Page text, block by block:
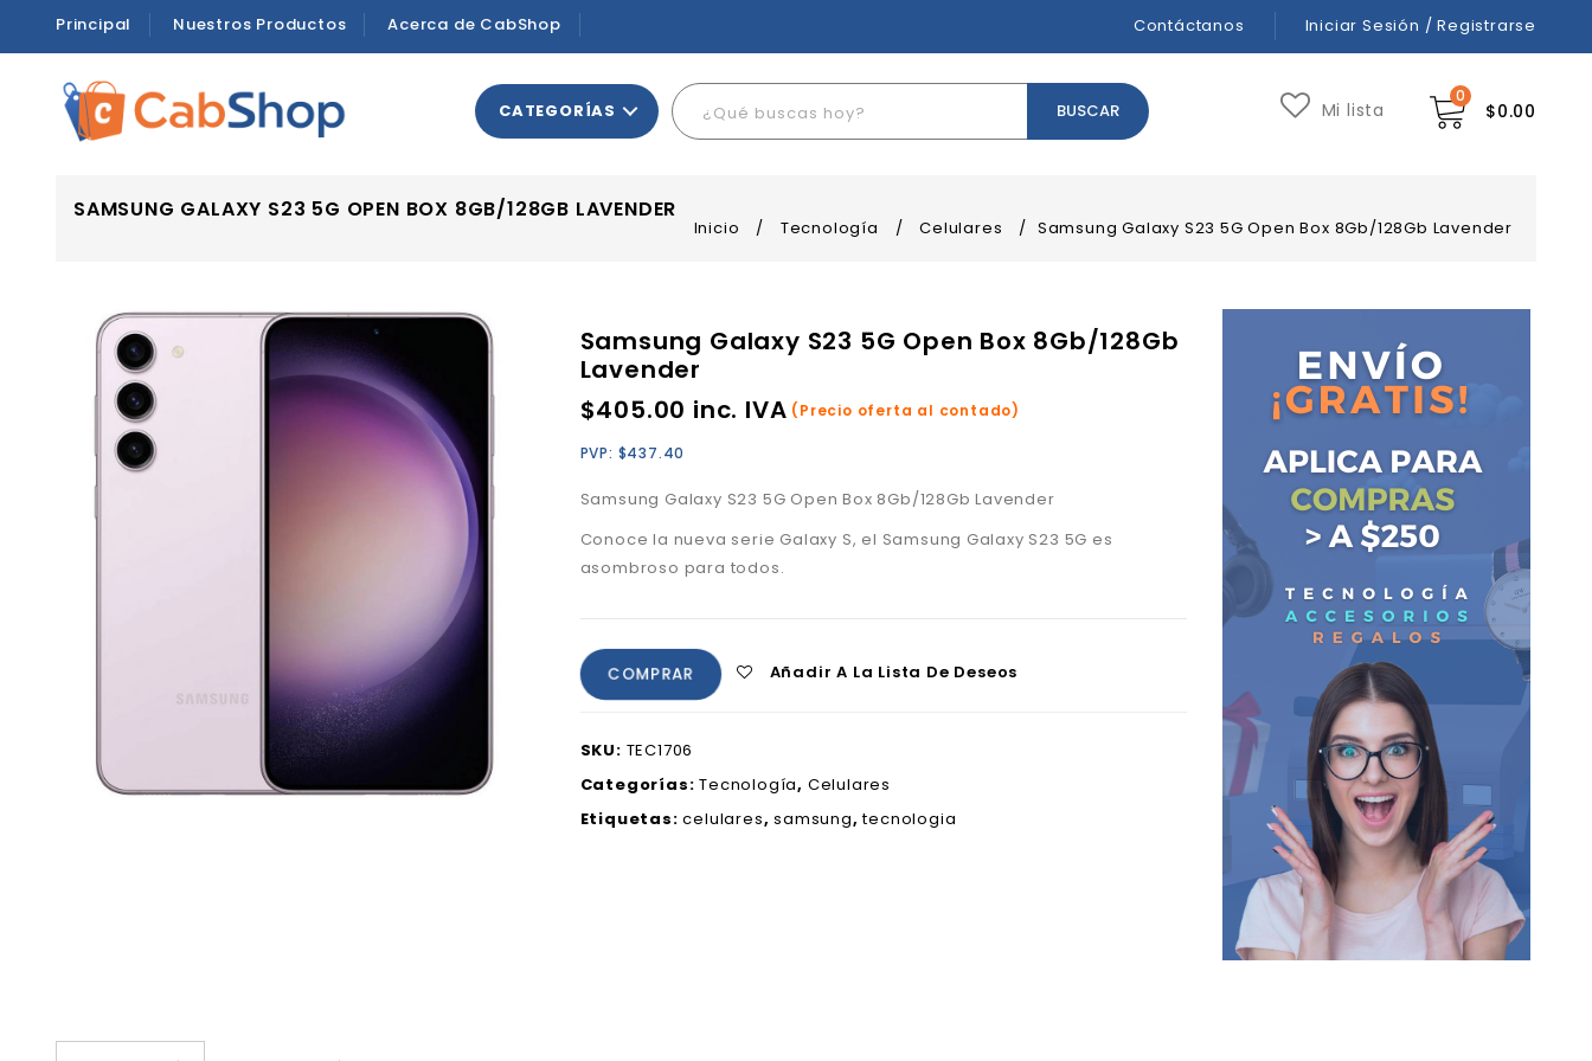
Principal Nuestros Productos Acerca de CabShop Contáctanos Iniciar Sesión / Registrarse
0
$0.00
Mi lista
CATEGORÍAS
SAMSUNG GALAXY S23 5G OPEN BOX 8GB/128GB LAVENDER
Inicio / Tecnología / Celulares / Samsung Galaxy S23 5G Open Box 8Gb/128Gb Lavender
Samsung Galaxy S23 5G Open Box 8Gb/128Gb
Lavender
$405.00 inc. IVA (Precio oferta al contado)
PVP: $437.40
Samsung Galaxy S23 5G Open Box 8Gb/128Gb Lavender
Conoce la nueva serie Galaxy S, el Samsung Galaxy S23 5G es
asombroso para todos.
COMPRAR Añadir A La Lista De Deseos
SKU: TEC1706
Categorías:Tecnología, Celulares
Etiquetas:celulares,samsung,tecnologia